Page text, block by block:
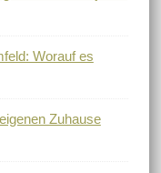
Worauf es
Zuhause